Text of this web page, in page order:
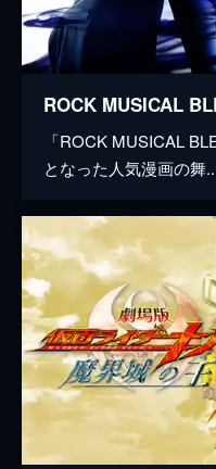
ROCK MUSICAL
「ROCK MUSICAL
となった人気漫画の舞